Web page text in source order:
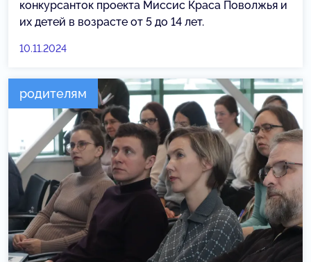
конкурсанток проекта Миссис Краса Поволжья и
их детей в возрасте от 5 до 14 лет.
10.11.2024
родителям